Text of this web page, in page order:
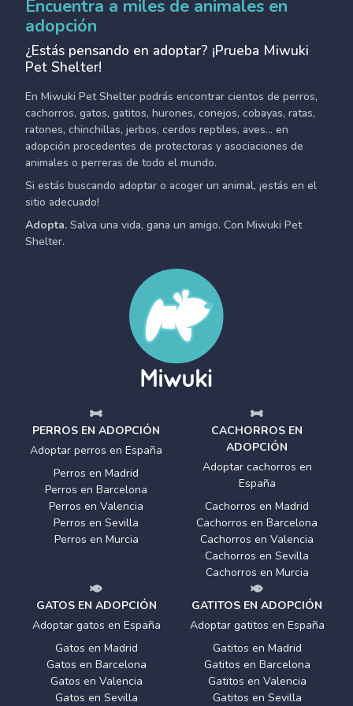
Encuentra a miles de animales en
adopción
¿Estás pensando en adoptar? ¡Prueba Miwuki
Pet Shelter!
En Miwuki Pet Shelter podrás encontrar cientos de perros,
cachorros, gatos, gatitos, hurones, conejos, cobayas, ratas,
ratones, chinchillas, jerbos, cerdos reptiles, aves... en
adopción procedentes de protectoras y asociaciones de
animales o perreras de todo el mundo.
Si estás buscando adoptar o acoger un animal, ¡estás en el
sitio adecuado!
Adopta. Salva una vida, gana un amigo. Con Miwuki Pet
Shelter.
PERROS EN ADOPCIÓN
Adoptar perros en España
Perros en Madrid
Perros en Barcelona
Perros en Valencia
Perros en Sevilla
Perros en Murcia
CACHORROS EN
ADOPCIÓN
Adoptar cachorros en
España
Cachorros en Madrid
Cachorros en Barcelona
Cachorros en Valencia
Cachorros en Sevilla
Cachorros en Murcia
GATOS EN ADOPCIÓN
Adoptar gatos en España
Gatos en Madrid
Gatos en Barcelona
Gatos en Valencia
Gatos en Sevilla
GATITOS EN ADOPCIÓN
Adoptar gatitos en España
Gatitos en Madrid
Gatitos en Barcelona
Gatitos en Valencia
Gatitos en Sevilla